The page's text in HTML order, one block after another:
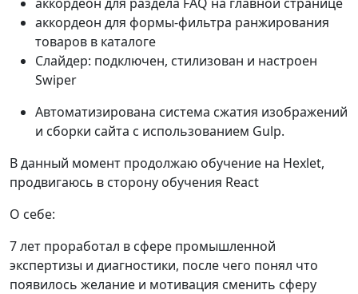
аккордеон для формы-фильтра ранжирования
товаров в каталоге
Слайдер: подключен, стилизован и настроен
Swiper
Автоматизирована система сжатия изображений
и сборки сайта с использованием Gulp.
В данный момент продолжаю обучение на Hexlet,
продвигаюсь в сторону обучения React
О себе:
7 лет проработал в сфере промышленной
экспертизы и диагностики, после чего понял что
появилось желание и мотивация сменить сферу